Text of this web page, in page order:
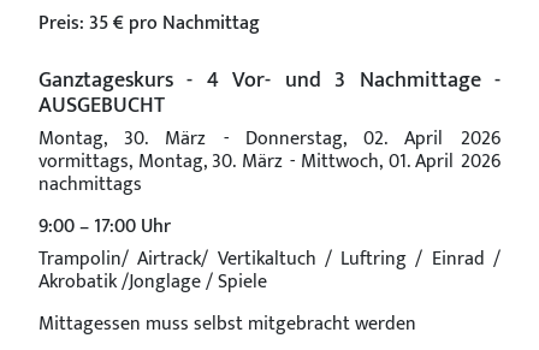
Preis: 35 € pro Nachmittag
Ganztageskurs - 4 Vor- und 3 Nachmittage -
AUSGEBUCHT
Montag, 30. März - Donnerstag, 02. April 2026
vormittags, Montag, 30. März - Mittwoch, 01. April 2026
nachmittags
9:00 – 17:00 Uhr
Trampolin/ Airtrack/ Vertikaltuch / Luftring / Einrad /
Akrobatik /Jonglage / Spiele
Mittagessen muss selbst mitgebracht werden